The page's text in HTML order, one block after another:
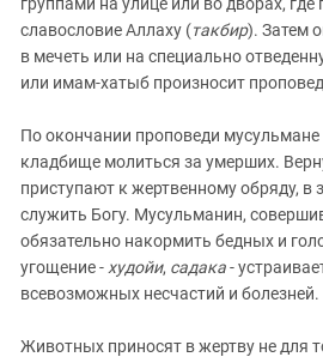
славословие Аллаху (такбир). Затем
в мечеть или на специально
или имам-хатыб произносит
По окончании проповеди
кладбище молиться за умерших.
приступают к жертвенному обряду, в
служить Богу. Мусульманин,
обязательно накормить бедных и
угощение - худойи, садака-
всевозможных несчастий и болезней.
Животных приносят в жертву не для